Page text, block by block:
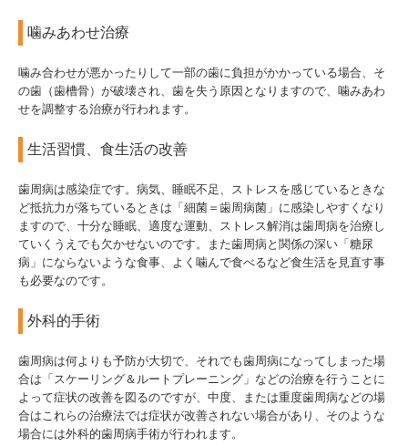
噛みあわせ治療
噛み合わせが悪かったりして一部の歯に負担がかかっている場合、そ
の歯（歯槽骨）が破壊され、歯を失う原因となりますので、噛みあわ
せを調整する治療が行われます。
生活習慣、食生活の改善
歯周病は感染症です。病気、睡眠不足、ストレスを感じているときな
ど抵抗力が落ちているときは「細菌＝歯周病菌」に感染しやすくなり
ますので、十分な睡眠、適度な運動、ストレス解消は歯周病を治療し
ていくうえでも欠かせないのです。また歯周病と関係の深い「糖尿
病」にならないような食事、よく噛んで食べるなど食生活を見直す事
も必要なのです。
外科的手術
歯周病は何よりも予防が大切で、それでも歯周病になってしまった場
合は「スケーリング＆ルートプレーニング」などの治療を行うことに
よって症状の改善を図るのですが、中度、または重度歯周病などの場
合はこれらの治療法では症状が改善されない場合があり、そのような
場合には外科的歯周病手術が行われます。